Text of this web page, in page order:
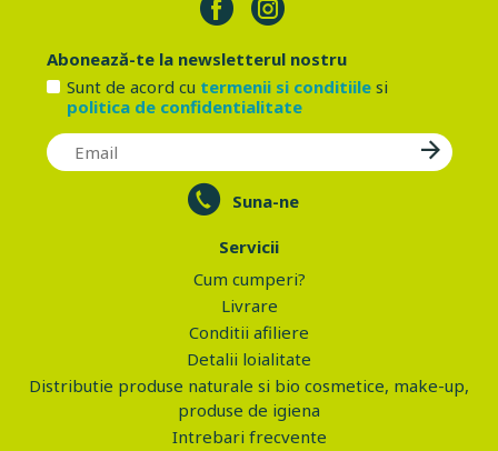
Abonează-te la newsletterul nostru
Sunt de acord cu termenii si conditiilesi
politica de confidentialitate
Suna-ne
Servicii
Cum cumperi?
Livrare
Conditii afiliere
Detalii loialitate
Distributie produse naturale si bio cosmetice, make-up,
produse de igiena
Intrebari frecvente